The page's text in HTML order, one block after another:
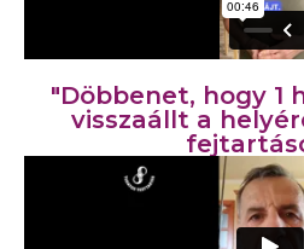
"Döbbenet, hogy 1
visszaállt a